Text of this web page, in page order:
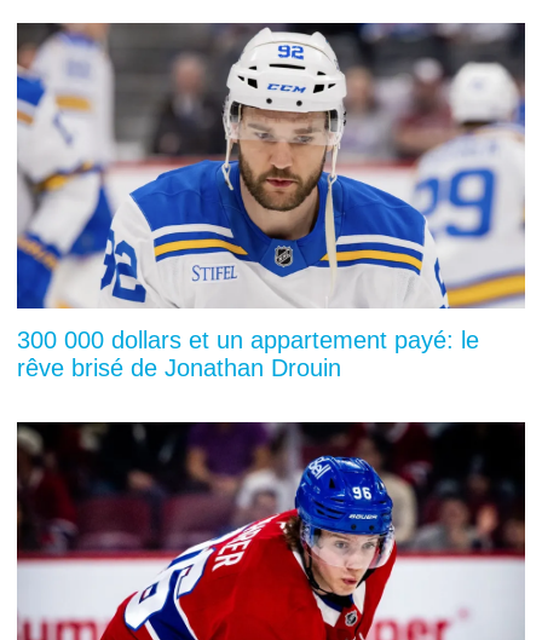
300 000 dollars et un appartement payé: le
rêve brisé de Jonathan Drouin